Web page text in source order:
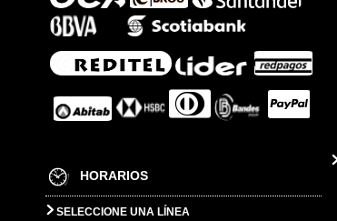
HORARIOS
SELECCIONE UNA LÍNEA